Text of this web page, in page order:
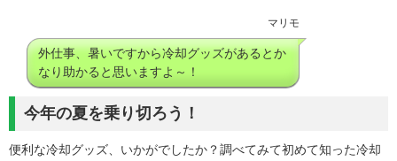
マリモ
外仕事、暑いですから冷却グッズがあるとか
なり助かると思いますよ～！
今年の夏を乗り切ろう！
便利な冷却グッズ、いかがでしたか？調べてみて初めて知った冷却